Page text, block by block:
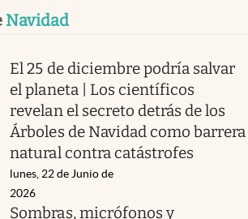
Navidad
El 25 de diciembre podría salvar
el planeta | Los científicos
revelan el secreto detrás de los
Árboles de Navidad como barrera
natural contra catástrofes
lunes, 22 de Junio de
2026
Sombras, micrófonos y